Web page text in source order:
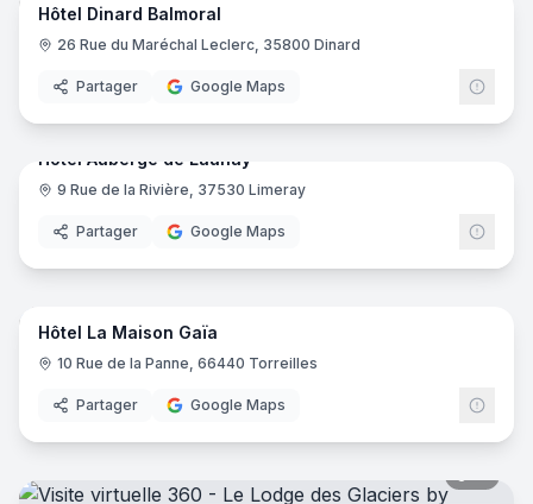
Hôtel Dinard Balmoral
26 Rue du Maréchal Leclerc, 35800 Dinard
Partager Google Maps
29
Hotel Auberge de Launay
9 Rue de la Rivière, 37530 Limeray
Partager Google Maps
23
Hôtel La Maison Gaïa
10 Rue de la Panne, 66440 Torreilles
Partager Google Maps